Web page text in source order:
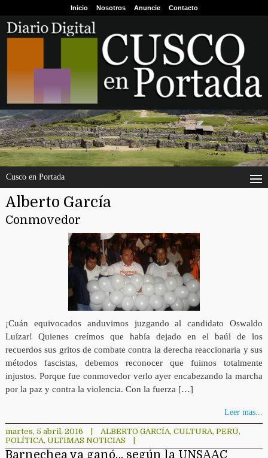
Inicio Nosotros Anuncie Contacto
Cusco en Portada
Alberto García
Conmovedor
¡Cuán equivocados anduvimos juzgando al candidato Oswaldo
Luízar! Quienes creímos que había dejado en el baúl de los
recuerdos sus gritos de combate contra la derecha reaccionaria y sus
métodos fascistas, debemos reconocer que fuimos totalmente
injustos. Porque fue conmovedor verlo ayer encabezando la marcha
por la paz y contra la violencia. Con la fuerza […]
Leer mas...
martes, 5 abril, 2016 ALBERTO GARCÍA, CULTURA, PERÚ,
POLÍTICA, ULTIMAS NOTICIAS
Barnechea ya ganó… según la UNSAAC